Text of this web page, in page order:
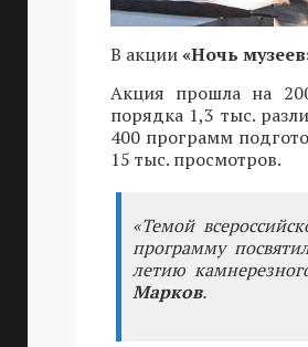
В акции«Ночь
Акция прошла на
порядка 1,3 тыс.
400 программ
15 тыс. просмотров.
«Темой
программу
летию
Марков.